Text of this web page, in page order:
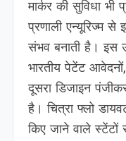
मार्कर की सुविधा
प्रणाली एन्यूरिज्म से
संभव बनाती है। इस
भारतीय पेटेंट
दूसरा डिजाइन
है। चित्रा फ्लो
किए जाने वाले स्टेंटों